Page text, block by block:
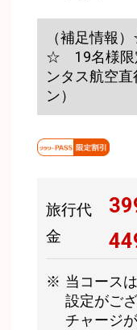
（補足情報
☆ 19名様限
ンタス航空
ン）
旅行代
金
当コース
設定がご
チャージ